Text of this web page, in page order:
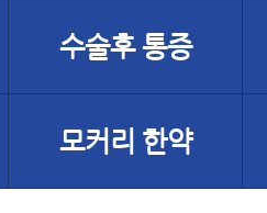
수술후 통증
모커리 한약